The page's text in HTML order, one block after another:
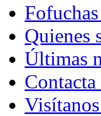
Quienes
Últimas